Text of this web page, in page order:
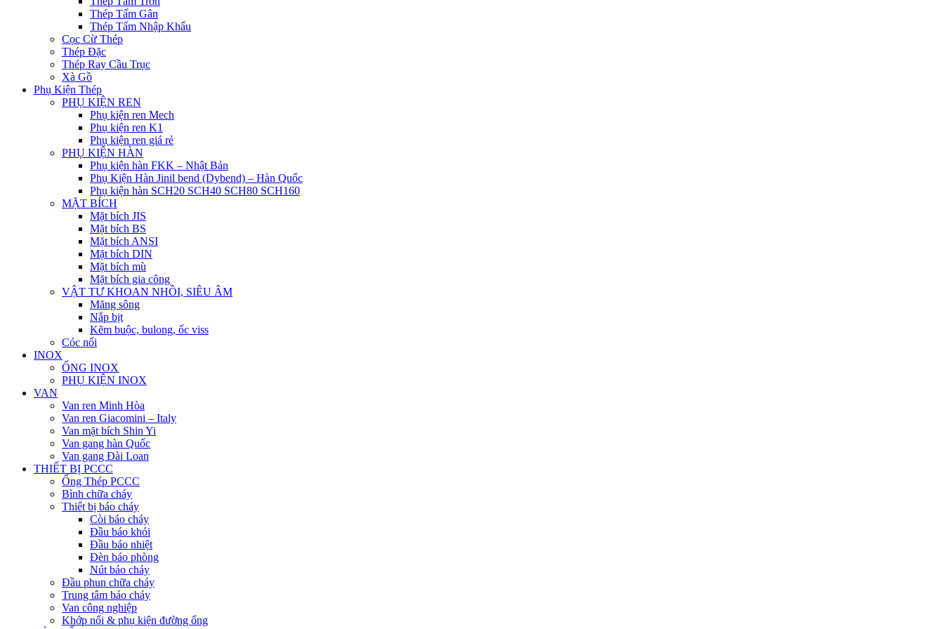
Thép Tấm Gân
Thép Tấm Nhập Khẩu
Cọc Cừ Thép
Thép Đặc
Thép Ray Cầu Trục
Xà Gồ
Phụ Kiện Thép
PHỤ KIỆN REN
Phụ kiện ren Mech
Phụ kiện ren K1
Phụ kiện ren giá rẻ
PHỤ KIỆN HÀN
Phụ kiện hàn FKK – Nhật Bản
Phụ Kiện Hàn Jinil bend (Dybend) – Hàn Quốc
Phụ kiện hàn SCH20 SCH40 SCH80 SCH160
MẶT BÍCH
Mặt bích JIS
Mặt bích BS
Mặt bích ANSI
Mặt bích DIN
Mặt bích mù
Mặt bích gia công
VẬT TƯ KHOAN NHỒI, SIÊU ÂM
Măng sông
Nắp bịt
Kẽm buộc, bulong, ốc viss
Cóc nối
INOX
ỐNG INOX
PHỤ KIỆN INOX
VAN
Van ren Minh Hòa
Van ren Giacomini – Italy
Van mặt bích Shin Yi
Van gang hàn Quốc
Van gang Đài Loan
THIẾT BỊ PCCC
Ống Thép PCCC
Bình chữa cháy
Thiết bị báo cháy
Còi báo cháy
Đầu báo khói
Đầu báo nhiệt
Đèn báo phòng
Nút báo cháy
Đầu phun chữa cháy
Trung tâm báo cháy
Van công nghiệp
Khớp nối & phụ kiện đường ống